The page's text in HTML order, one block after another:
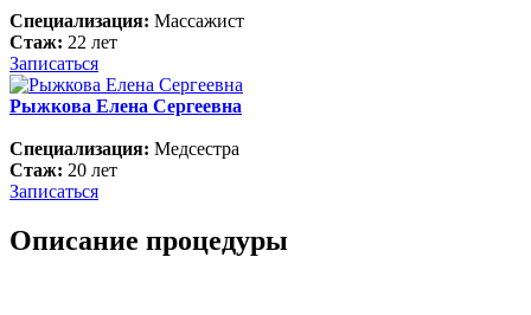
Специализация: Массажист
Стаж: 22 лет
Записаться
Рыжкова Елена Сергеевна
Специализация: Медсестра
Стаж: 20 лет
Записаться
Описание процедуры